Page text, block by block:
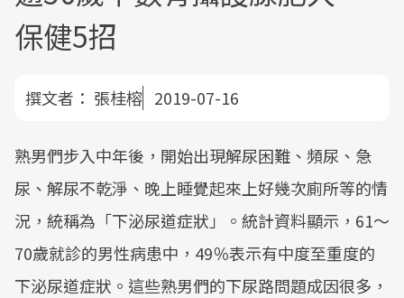
保健5招
撰文者： 張桂榕 2019-07-16
熟男們步入中年後，開始出現解尿困難、頻尿、急
尿、解尿不乾淨、晚上睡覺起來上好幾次廁所等的情
況，統稱為「下泌尿道症狀」。統計資料顯示，61～
70歲就診的男性病患中，49％表示有中度至重度的
下泌尿道症狀。這些熟男們的下尿路問題成因很多，